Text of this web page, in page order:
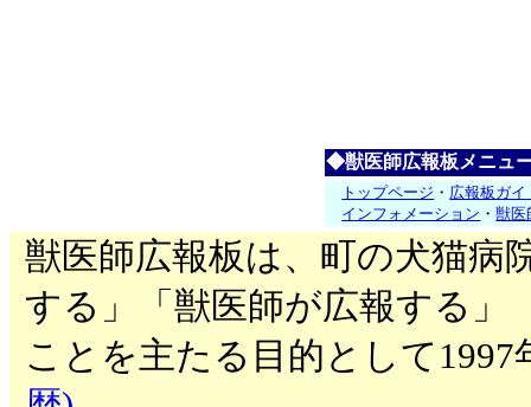
◆獣医師広報板メニュ
トップページ ・ 広報板ガイ
インフォメーション ・獣医
獣医師広報板は、町の犬猫病
する」「獣医師が広報する」
ことを主たる目的として